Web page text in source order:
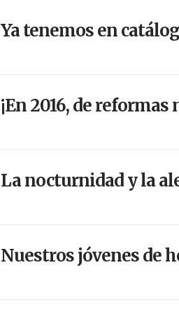
Ya tenemos en
¡En 2016, de
La nocturnidad y la
Nuestros jóvenes de